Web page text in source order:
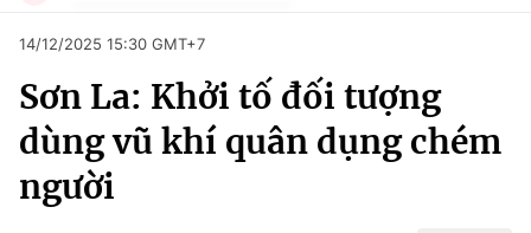
Chuyên mục
Chính trị
Xã hội
Pháp luật
Thể thao
Truyền hình
14/12/2025 15:30 GMT+7
Sơn La: Khởi tố đối tượng
dùng vũ khí quân dụng chém
người